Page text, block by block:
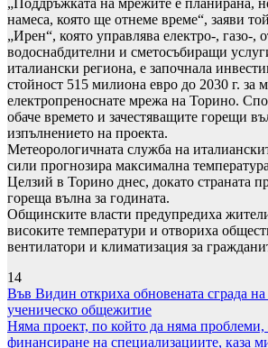
„Поддръжката на мрежите е планирана,
намеса, която ще отнеме време“, заяви
„Ирен“, която управлява електро-, газо-,
водоснабдителни и сметосъбиращи
италиански региона, е започнала
стойност 515 милиона евро до 2030 г. за
електропреноснате мрежа на Торино.
обаче времето и зачестяващите горещи
изпълнението на проекта.
Метеорологичната служба на
сили прогнозира максимална
Целзий в Торино днес, докато страната
гореща вълна за годината.
Общинските власти предупредиха
високите температури и отвориха
вентилатори и климатизация за
14
Навигация
Във Видин откриха обновената сграда на
ученическо общежитие
Няма проект, по който да няма проблеми,
финансиране на специализациите, каза